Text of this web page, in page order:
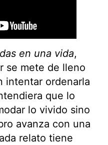
en una vida,
se mete de lleno
intentar ordenarla
que lo
lo vivido sino
avanza con una
relato tiene